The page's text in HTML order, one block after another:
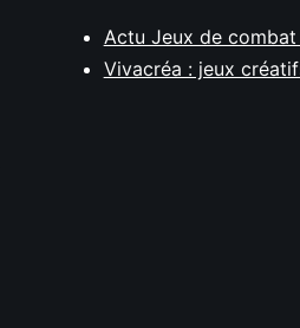
Actu Jeux de
Vivacréa : jeux